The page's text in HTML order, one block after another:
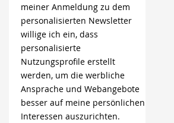
meiner Anmeldung zu dem
personalisierten Newsletter
willige ich ein, dass
personalisierte
Nutzungsprofile erstellt
werden, um die werbliche
Ansprache und Webangebote
besser auf meine persönlichen
Interessen auszurichten.